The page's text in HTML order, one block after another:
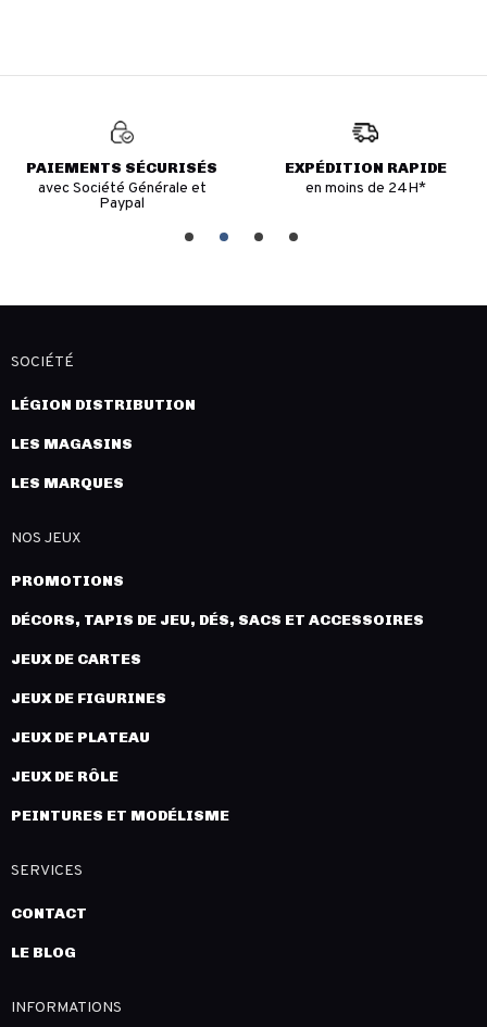
PAIEMENTS SÉCURISÉS
avec Société Générale et
Paypal
EXPÉDITION RAPIDE
en moins de 24H*
SOCIÉTÉ
LÉGION DISTRIBUTION
LES MAGASINS
LES MARQUES
NOS JEUX
PROMOTIONS
DÉCORS, TAPIS DE JEU, DÉS, SACS ET ACCESSOIRES
JEUX DE CARTES
JEUX DE FIGURINES
JEUX DE PLATEAU
JEUX DE RÔLE
PEINTURES ET MODÉLISME
SERVICES
CONTACT
LE BLOG
INFORMATIONS